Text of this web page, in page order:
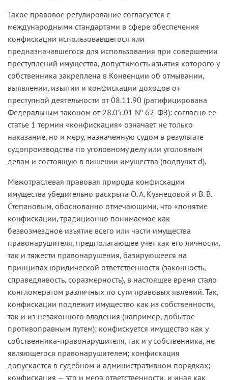
Такое правовое регулирование согласуется с
международными стандартами в сфере обеспечения
конфискации использовавшегося или
предназначавшегося для использования при совершении
преступлений имущества, допустимость изъятия которого у
собственника закреплена в Конвенции об отмывании,
выявлении, изъятии и конфискации доходов от
преступной деятельности от 08.11.90 (ратифицирована
Федеральным законом от 28.05.01 № 62-ФЗ): согласно ее
статье 1 термин «конфискация» означает не только
наказание, но и меру, назначенную судом в результате
судопроизводства по уголовному делу или уголовным
делам и состоящую в лишении имущества (подпункт d).
Межотраслевая правовая природа конфискации
имущества убедительно раскрыта О. А. Кузнецовой и В. В.
Степановым, обоснованно отмечающими, что «понятие
конфискации, традиционно понимаемое как
безвозмездное изъятие всего или части имущества
правонарушителя, предполагающее учет как его личности,
так и тяжести правонарушения, базирующееся на
принципах юридической ответственности (законность,
справедливость, соразмерность), в настоящее время стало
конгломератом различных по сути правовых явлений. Так,
конфискации подлежит имущество как из собственности,
так и из незаконного владения (например, добытое
противоправным путем); конфискуется имущество как у
собственника-правонарушителя, так и у собственника, не
являющегося правонарушителем; конфискация
допускается в судебном и административном порядках;
конфискация — это и мера ответственности, и иная как